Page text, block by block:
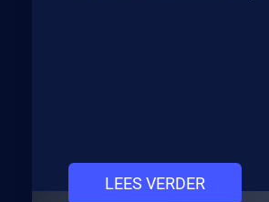
LEES VERDER